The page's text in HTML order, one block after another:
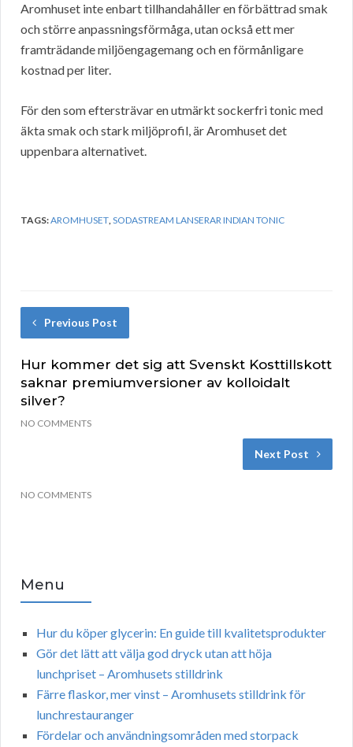
Aromhuset inte enbart tillhandahåller en förbättrad smak
och större anpassningsförmåga, utan också ett mer
framträdande miljöengagemang och en förmånligare
kostnad per liter.
För den som eftersträvar en utmärkt sockerfri tonic med
äkta smak och stark miljöprofil, är Aromhuset det
uppenbara alternativet.
TAGS:AROMHUSET,SODASTREAM LANSERAR INDIAN TONIC
Previous Post
Hur kommer det sig att Svenskt Kosttillskott
saknar premiumversioner av kolloidalt
silver?
NO COMMENTS
Next Post
NO COMMENTS
Menu
Hur du köper glycerin: En guide till kvalitetsprodukter
Gör det lätt att välja god dryck utan att höja
lunchpriset – Aromhusets stilldrink
Färre flaskor, mer vinst – Aromhusets stilldrink för
lunchrestauranger
Fördelar och användningsområden med storpack